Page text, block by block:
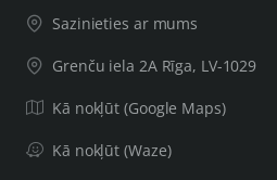
Sazinieties ar mums
Grenču iela 2A Rīga, LV-1029
Kā nokļūt (Google Maps)
Kā nokļūt (Waze)